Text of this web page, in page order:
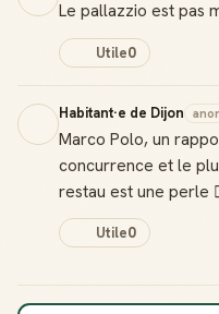
Le pallazzio est pas
Utile0
Habitant·e de Dijon
Marco Polo, un
concurrence et le
restau est une perle
Utile0